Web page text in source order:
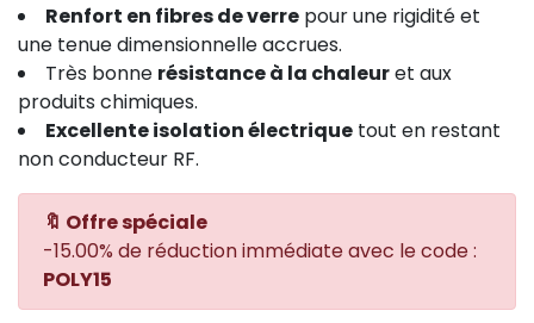
Renfort en fibres de verre pour une rigidité et
une tenue dimensionnelle accrues.
Très bonne résistance à la chaleuret aux
produits chimiques.
Excellente isolation électrique tout en restant
non conducteur RF.
🔖 Offre spéciale
-15.00% de réduction immédiate avec le code :
POLY15